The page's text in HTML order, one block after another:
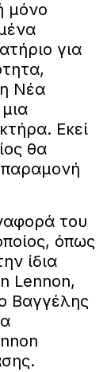
μόνο
για
Νέα
Εκεί
θα
παραμονή
του
όπως
ίδια
Lennon,
Βαγγέλης